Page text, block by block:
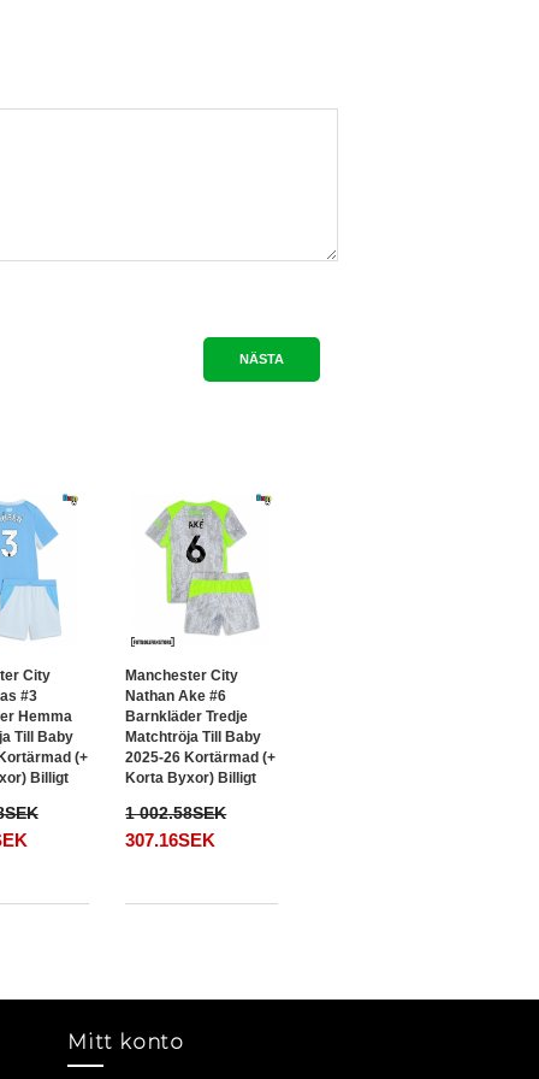
NÄSTA
City
#3
Hemma
Till Baby
(+
Billigt
Manchester City
Nathan Ake #6
Barnkläder Tredje
Matchtröja Till Baby
2025-26 Kortärmad (+
Korta Byxor) Billigt
1 002.58SEK
307.16SEK
Mitt konto